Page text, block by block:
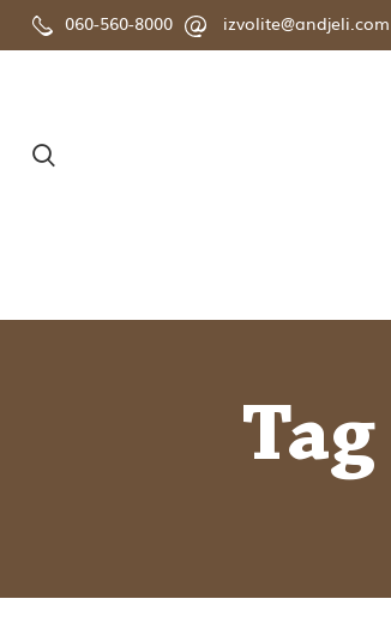
060-560-8000 izvolite@andjeli.com